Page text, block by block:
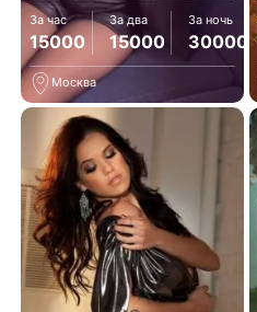
За час
15000
За два
15000
За ночь
30000
Москва